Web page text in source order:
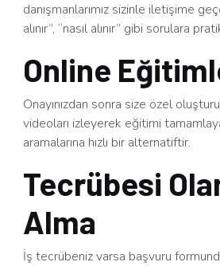
danışmanlarımız sizinle iletişime
alınır”, “nasıl alınır” gibi sorulara
Online
Onayınızdan sonra size özel
videoları izleyerek eğitimi
aramalarına hızlı bir alternatiftir.
Tecrübesi
Alma
İş tecrübeniz varsa başvuru